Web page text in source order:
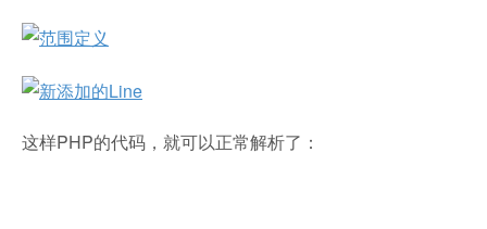
这样PHP的代码，就可以正常解析了：